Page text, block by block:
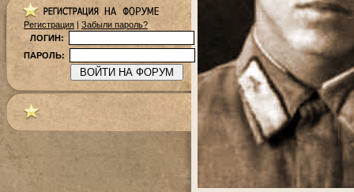
Регистрация | Забыли пароль?
ЛОГИН:
ПАРОЛЬ: